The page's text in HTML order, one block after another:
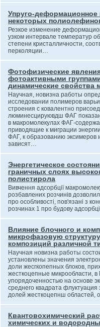
Упруго-деформационное
некоторых
Резкое изменение
узком интервале температур
степени кристалличности,
перколяции…
Фотофизические
фотоактивными
динамические свойства
Научная, новизна работы
исследовании полимеров
строения с ковалентно
люминесцируювдш ФАГ
в макромолекулах ФАГ-
приводящие к миграции
ФАГ, к образованию
зависят…
Энергетическое
граничных слоях
полистирола
Вивчення адсорбції
розбавлених розчинів
про особливості, пов'язані з
розчинах 1 про будову
Влияние блочного и
микрофазовую
композиций различной
Научная новизна работы
установлены значения
доли жесгкопепных блоков,
жесткоцепные микрообласти,
упорядоченностью на основе
среднего квадрата
долей жесткоцепнш областей,
Квантовохимический
химических и